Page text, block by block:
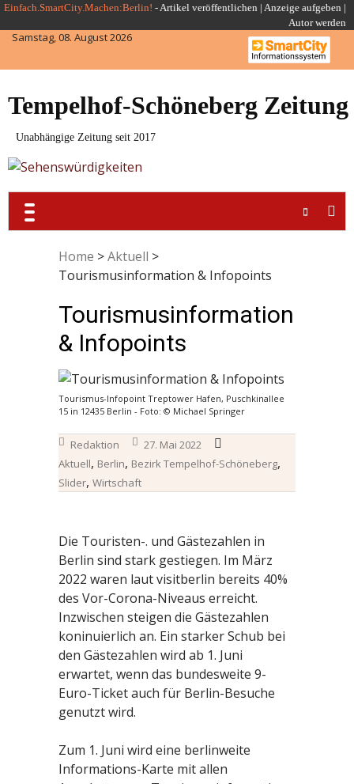
Skip
to
content
Einfach.SmartCity.Machen:Berlin! -Artikel veröffentlichen | Anzeige aufgeben |
Autor werden
Samstag, 08. August 2026
Tempelhof-Schöneberg Zeitung
Unabhängige Zeitung seit 2017
Home >Aktuell >
Tourismusinformation & Infopoints
Tourismusinformation
& Infopoints
Tourismus-Infopoint Treptower Hafen, Puschkinallee
15 in 12435 Berlin - Foto: © Michael Springer
Redaktion
27. Mai 2022
Aktuell, Berlin, Bezirk Tempelhof-Schöneberg,
Slider,Wirtschaft
Die Touristen-. und Gästezahlen in
Berlin sind stark gestiegen. Im März
2022 waren laut visitberlin bereits 40%
des Vor-Corona-Niveaus erreicht.
Inzwischen steigen die Gästezahlen
koninuierlich an. Ein starker Schub bei
den Gästezahlen wird ab 1. Juni
erwartet, wenn das bundesweite 9-
Euro-Ticket auch für Berlin-Besuche
genutzt wird.
Zum 1. Juni wird eine berlinweite
Informations-Karte mit allen